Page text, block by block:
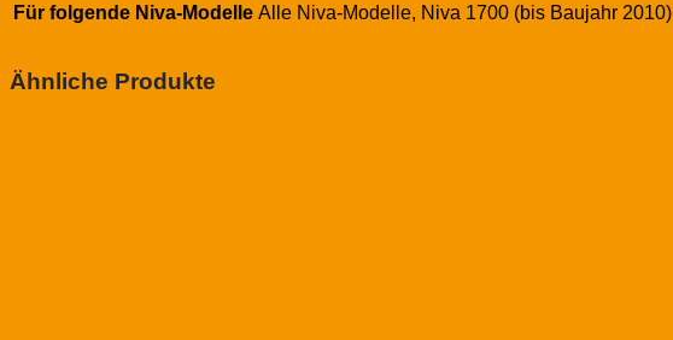
Für folgende Niva-Modelle Alle Niva-Modelle, Niva 1700 (bis Baujahr 2010)
Ähnliche Produkte